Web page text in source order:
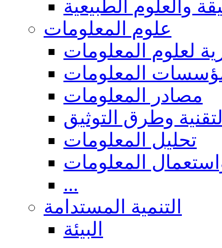
والعلوم الطبيعية
علوم المعلومات
لعلوم المعلومات
المعلومات
مصادر المعلومات
وطرق التوثيق
تحليل المعلومات
المعلومات
...
التنمية المستدامة
البيئة